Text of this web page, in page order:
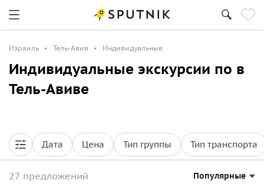
Израиль Тель-Авив Индивидуальные
Индивидуальные экскурсии по в
Тель-Авиве
Дата Цена Тип группы Тип транспорта
27 предложений Популярные